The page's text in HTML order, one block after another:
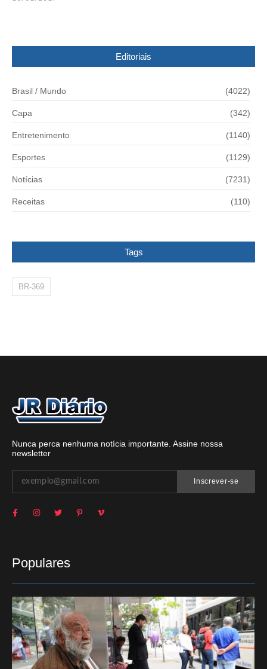
Editoriais
Brasil / Mundo (4022)
Capa (342)
Entretenimento (1140)
Esportes (1129)
Notícias (7231)
Receitas (110)
Tags
BR-369
Nunca perca nenhuma notícia importante. Assine nossa
newsletter
Inscrever-se
Populares